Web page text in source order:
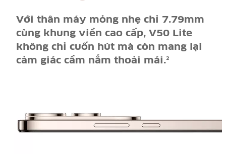
Với thân máy mỏng nhẹ chỉ 7.79mm
cùng khung viền cao cấp, V50 Lite
không chỉ cuốn hút mà còn mang lại
cảm giác cầm nắm thoải mái.2